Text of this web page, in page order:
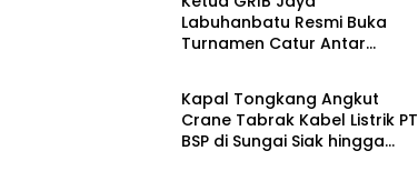
Labuhanbatu Resmi Buka
Turnamen Catur Antar
Berita
Kapal Tongkang Angkut
Crane Tabrak Kabel Listrik PT
BSP di Sungai Siak hingga
Berita